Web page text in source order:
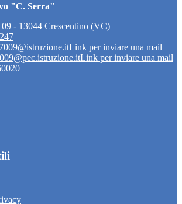
"C. Serra"
- 13044 Crescentino (VC)
Link per inviare una mail
Link per inviare una mail